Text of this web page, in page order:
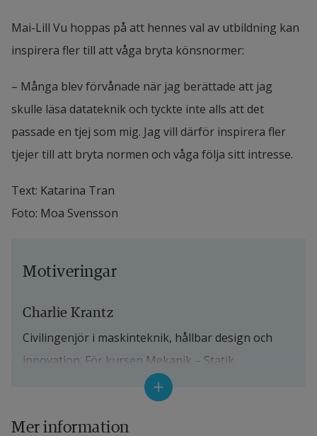
Mai-Lill Vu hoppas på att hennes val av utbildning kan
inspirera fler till att våga bryta könsnormer:
– Många blev förvånade när jag berättade att jag
skulle läsa datateknik och tyckte inte alls att det
passade en tjej som mig. Jag vill därför inspirera fler
tjejer till att bryta normen och våga följa sitt intresse.
Text: Katarina Tran
Foto: Moa Svensson
Motiveringar
Charlie Krantz
Civilingenjör i maskinteknik, hållbar design och
innovation. För kursen Mekanik – Statik.
Motivering: Charlie Krantz studerar till civilingenjör
i maskinteknik och är årets kursetta i ämnet Statik.
Mer information